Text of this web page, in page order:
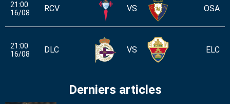
21:00
16/08
RCV VS OSA
21:00
16/08
DLC VS ELC
Derniers articles